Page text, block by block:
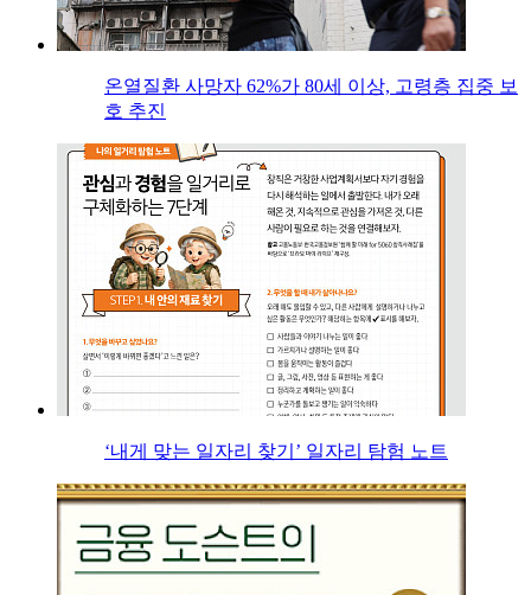
온열질환 사망자 62%가 80세 이상, 고령층 집중 보
호 추진
‘내게 맞는 일자리 찾기’ 일자리 탐험 노트